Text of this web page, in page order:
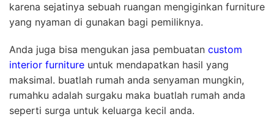
karena sejatinya sebuah ruangan mengiginkan furniture
yang nyaman di gunakan bagi pemiliknya.
Anda juga bisa mengukan jasa pembuatan custom
interior furniture untuk mendapatkan hasil yang
maksimal. buatlah rumah anda senyaman mungkin,
rumahku adalah surgaku maka buatlah rumah anda
seperti surga untuk keluarga kecil anda.